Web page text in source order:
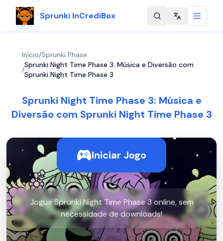
Sprunki InCrediBox Change
Início/Sprunki Phase
/
Sprunki Night Time Phase 3: Música e Diversão com
Sprunki Night Time Phase 3
Sprunki Night Time Phase 3: Música e
Diversão com Sprunki Night Time Phase 3
Iniciar Jogo
Jogue Sprunki Night Time Phase 3 online, sem
necessidade de downloads!